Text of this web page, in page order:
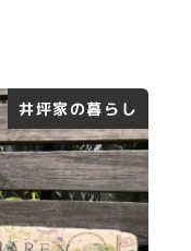
井坪家の暮らし